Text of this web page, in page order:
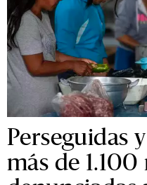
Perseguidas
más de